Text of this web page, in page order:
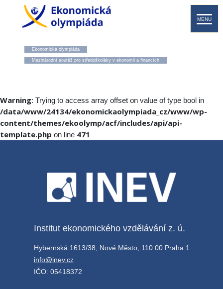
MENU
Ekonomická olympiáda
Mezinárodní soutěž pro středoškoláky v ekonomii a financích
Warning: Trying to access array offset on value of type bool in
/data/www/24134/ekonomickaolympiada_cz/www/wp-
content/themes/ekoolymp/acf/includes/api/api-
template.php on line 471
Institut ekonomického vzdělávání z. ú.
Hybernská 1613/38, Nové Město, 110 00 Praha 1
info@inev.cz
IČO: 05418372